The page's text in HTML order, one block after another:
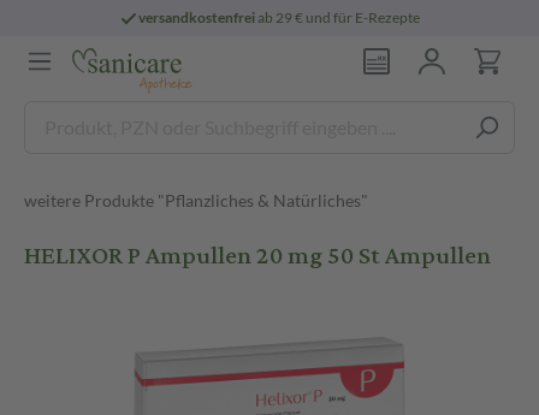
versandkostenfreiab 29 € und für E-Rezepte
weitere Produkte "Pflanzliches & Natürliches"
HELIXOR P Ampullen 20 mg 50 St Ampullen